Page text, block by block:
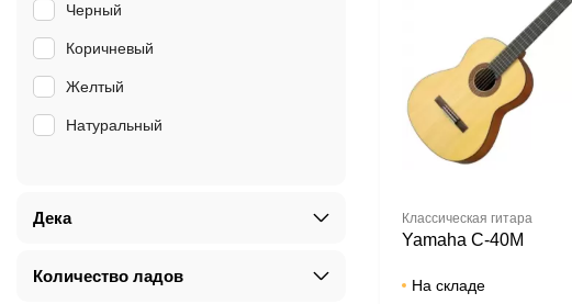
Черный
Коричневый
Желтый
Натуральный
Дека
Количество ладов
Классическая гитара
Yamaha C-40M
На складе